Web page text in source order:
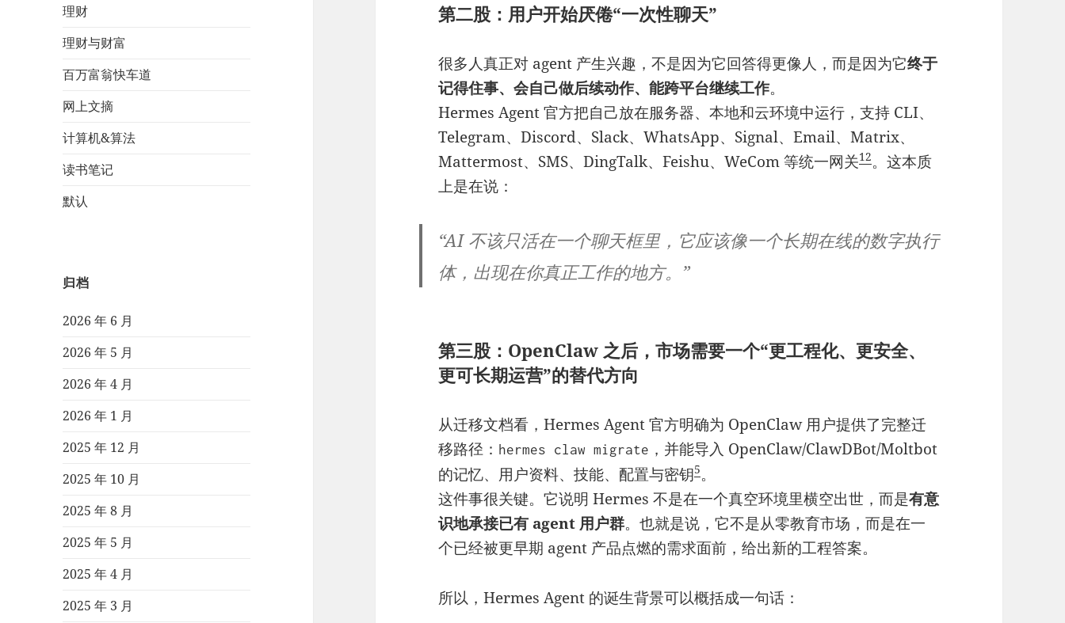
理财
理财与财富
百万富翁快车道
网上文摘
计算机&算法
读书笔记
默认
归档
2026 年 6 月
2026 年 5 月
2026 年 4 月
2026 年 1 月
2025 年 12 月
2025 年 10 月
2025 年 8 月
2025 年 5 月
2025 年 4 月
2025 年 3 月
第二股：用户开始厌倦“一次性聊天”
很多人真正对 agent 产生兴趣，不是因为它回答得更像人，而是因为它终于
记得住事、会自己做后续动作、能跨平台继续工作。
Hermes Agent 官方把自己放在服务器、本地和云环境中运行，支持 CLI、
Telegram、Discord、Slack、WhatsApp、Signal、Email、Matrix、
Mattermost、SMS、DingTalk、Feishu、WeCom 等统一网关12。这本质
上是在说：
“AI 不该只活在一个聊天框里，它应该像一个长期在线的数字执行
体，出现在你真正工作的地方。”
第三股：OpenClaw 之后，市场需要一个“更工程化、更安全、
更可长期运营”的替代方向
从迁移文档看，Hermes Agent 官方明确为 OpenClaw 用户提供了完整迁
移路径： hermes claw migrate ，并能导入 OpenClaw/ClawDBot/Moltbot
的记忆、用户资料、技能、配置与密钥5。
这件事很关键。它说明 Hermes 不是在一个真空环境里横空出世，而是有意
识地承接已有 agent 用户群。也就是说，它不是从零教育市场，而是在一
个已经被更早期 agent 产品点燃的需求面前，给出新的工程答案。
所以，Hermes Agent 的诞生背景可以概括成一句话：